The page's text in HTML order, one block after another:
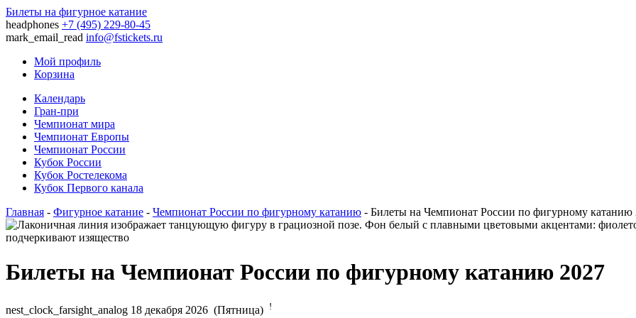
Билеты на фигурное катание
headphones +7 (495) 229-80-45
mark_email_read info@fstickets.ru
Мой профиль
Корзина
Календарь
Гран-при
Чемпионат мира
Чемпионат Европы
Чемпионат России
Кубок России
Кубок Ростелекома
Кубок Первого канала
Главная - Фигурное катание - Чемпионат России по фигурному катанию - Билеты на Чемпионат России по фигурному катанию
Билеты на Чемпионат России по фигурному катанию 2027
nest_clock_farsight_analog 18 декабря 2026 (Пятница) !